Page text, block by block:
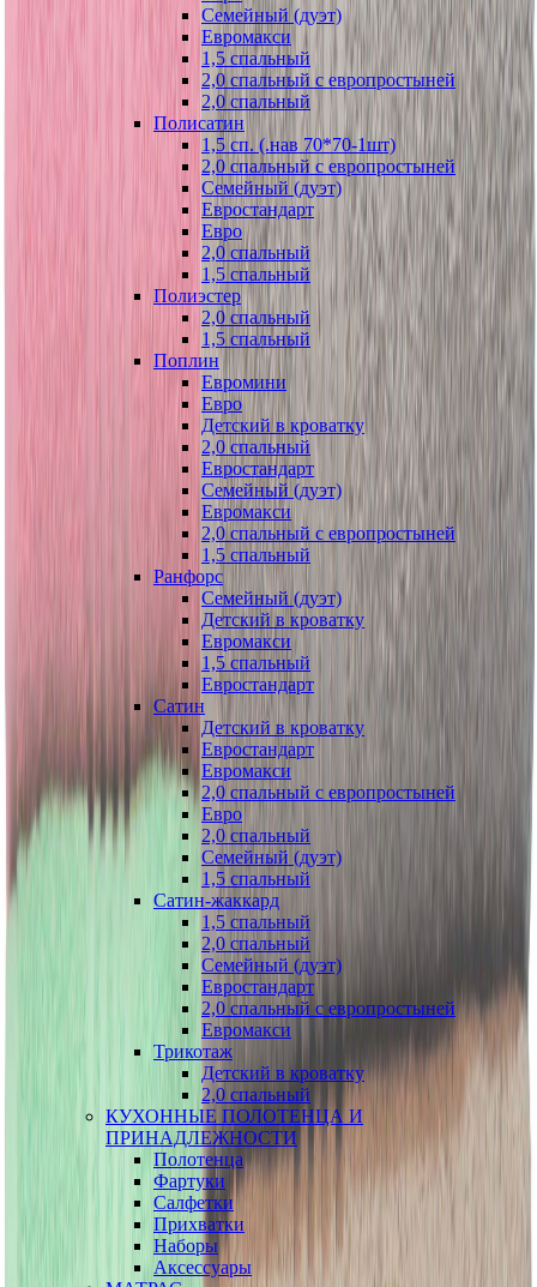
Семейный (дуэт)
Евромакси
1,5 спальный
2,0 спальный с европростыней
2,0 спальный
Полисатин
1,5 сп. (.нав 70*70-1шт)
2,0 спальный с европростыней
Семейный (дуэт)
Евростандарт
Евро
2,0 спальный
1,5 спальный
Полиэстер
2,0 спальный
1,5 спальный
Поплин
Евромини
Евро
Детский в кроватку
2,0 спальный
Евростандарт
Семейный (дуэт)
Евромакси
2,0 спальный с европростыней
1,5 спальный
Ранфорс
Семейный (дуэт)
Детский в кроватку
Евромакси
1,5 спальный
Евростандарт
Сатин
Детский в кроватку
Евростандарт
Евромакси
2,0 спальный с европростыней
Евро
2,0 спальный
Семейный (дуэт)
1,5 спальный
Сатин-жаккард
1,5 спальный
2,0 спальный
Семейный (дуэт)
Евростандарт
2,0 спальный с европростыней
Евромакси
Трикотаж
Детский в кроватку
2,0 спальный
КУХОННЫЕ ПОЛОТЕНЦА И
ПРИНАДЛЕЖНОСТИ
Полотенца
Фартуки
Салфетки
Прихватки
Наборы
Аксессуары